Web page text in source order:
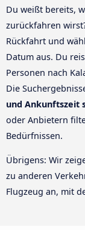
Du weißt bereits,
zurückfahren
Rückfahrt und
Datum aus. Du
Personen nach
Die
und Ankunftszeit
oder Anbietern
Bedürfnissen.
Übrigens: Wir
zu anderen
Flugzeug an, mit